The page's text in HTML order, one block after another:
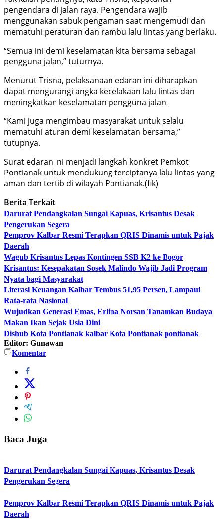
pengendara di jalan raya. Pengendara wajib
menggunakan sabuk pengaman saat mengemudi dan
mematuhi peraturan dan rambu lalu lintas yang berlaku.
“Semua ini demi keselamatan kita bersama sebagai
pengguna jalan,” tuturnya.
Menurut Trisna, pelaksanaan edaran ini diharapkan
dapat mengurangi angka kecelakaan lalu lintas dan
meningkatkan keselamatan pengguna jalan.
“Kami juga mengimbau masyarakat untuk selalu
mematuhi aturan demi keselamatan bersama,”
tutupnya.
Surat edaran ini menjadi langkah konkret Pemkot
Pontianak untuk mendukung terciptanya lalu lintas yang
aman dan tertib di wilayah Pontianak.(fik)
Berita Terkait
Darurat Pendangkalan Sungai Kapuas, Krisantus Desak
Pengerukan Segera
Pemprov Kalbar Resmi Terapkan QRIS Dinamis untuk Pajak
Daerah
Wagub Krisantus Lepas Kontingen SSB K2 ke Bogor
Krisantus: Kesepakatan Sosek Malindo Wajib Jadi Program
Nyata bagi Masyarakat
Literasi Keuangan Kalbar Tembus 51,95 Persen, Lampaui
Rata-rata Nasional
Wujudkan Generasi Emas, Erlina Norsan Tanamkan Budaya
Makan Ikan Sejak Usia Dini
Dishub Kota Pontianak kalbar Kota Pontianak pontianak
Editor: Gunawan
Komentar
Baca Juga
Darurat Pendangkalan Sungai Kapuas, Krisantus Desak
Pengerukan Segera
Pemprov Kalbar Resmi Terapkan QRIS Dinamis untuk Pajak
Daerah